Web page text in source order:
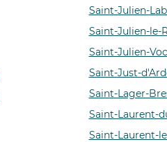
Saint-Julien-
Saint-Julien-le-
Saint-Julien-
Saint-Just-
Saint-Lager-
Saint-Laurent-
Saint-Laurent-